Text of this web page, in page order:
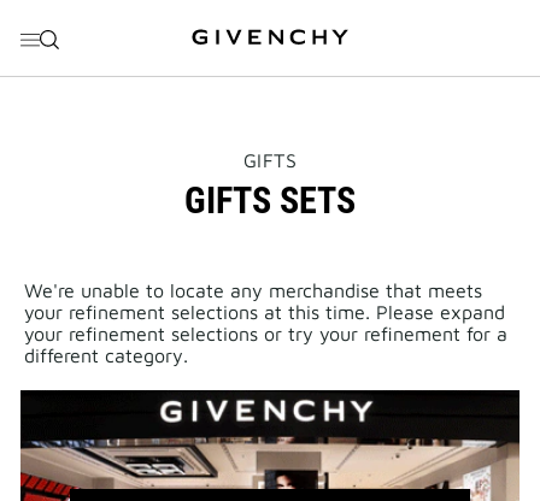
ПЕРЕЙТИ К ПОИСКУ
THIS
WILL
OPEN
GIFTS
GIFTS SETS
We're unable to locate any merchandise that meets
your refinement selections at this time. Please expand
your refinement selections or try your refinement for a
different category.